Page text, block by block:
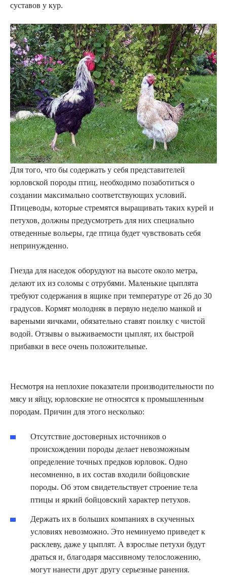
суставов у кур.
Для того, что бы содержать у себя представителей
юрловской породы птиц, необходимо позаботиться о
создании максимально соответствующих условий.
Птицеводы, которые стремятся выращивать таких курей и
петухов, должны предусмотреть для них специально
отведенные вольеры, где птица будет чувствовать себя
непринужденно.
Гнезда для наседок оборудуют на высоте около метра,
делают их из соломы с отрубями. Маленькие цыплята
требуют содержания в ящике при температуре от 26 до 30
градусов. Кормят молодняк в первую неделю манкой и
вареными яичками, обязательно ставят поилку с чистой
водой. Отзывы о выживаемости цыплят, их быстрой
прибавки в весе очень положительные.
Несмотря на неплохие показатели производительности по
мясу и яйцу, юрловские не относятся к промышленным
породам. Причин для этого несколько:
Отсутствие достоверных источников о
происхождении породы делает невозможным
определение точных предков юрловок. Одно
несомненно, в их состав входили бойцовские
породы. Об этом свидетельствует строение тела
птицы и яркий бойцовский характер петухов.
Держать их в больших компаниях в скученных
условиях невозможно. Это неминуемо приведет к
расклеву, даже у цыплят. А взрослые петухи будут
драться и, благодаря массивному телосложению,
могут нанести друг другу серьезные ранения.